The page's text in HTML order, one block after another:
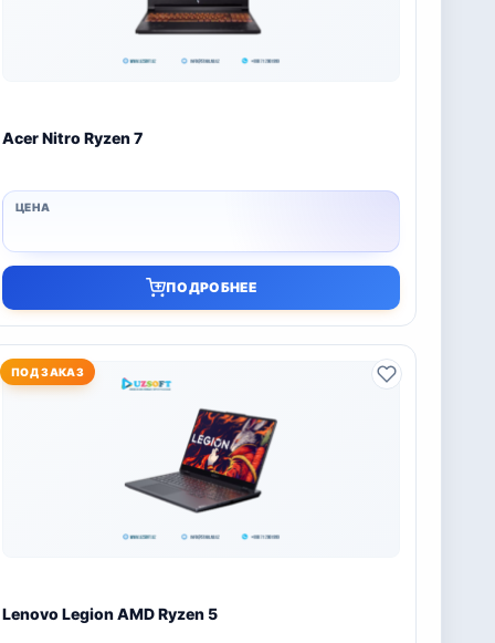
Acer Nitro Ryzen 7
ПОДРОБНЕЕ
ПОД ЗАКАЗ
Lenovo Legion AMD Ryzen 5